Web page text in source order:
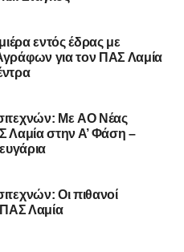
Στάγκο
ανακοινώνει την
Χρυσόστομου Στάγκου.
στις
από μία γεμάτη χρονιά
Στο παρελθόν
ενώ πέρασε και από ομάδες
οι Nocerina, S. Maria
εντός έδρας με
για τον ΠΑΣ Λαμία
Με AO Nέας
Λαμία στην Α’ Φάση –
Οι πιθανοί
ΠΑΣ Λαμία